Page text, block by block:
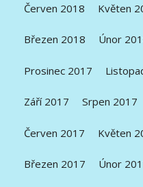
Červen 2018 Květen
Březen 2018 Únor
Prosinec 2017
Září 2017 Srpen 2017
Červen 2017 Květen
Březen 2017 Únor